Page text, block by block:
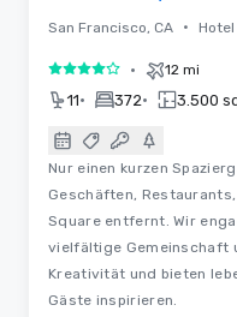
San Francisco, CA • Hotel
4 von 5 • 12 mi
11• 372• 3.500
Nur einen kurzen
Geschäften,
Square entfernt. Wir
vielfältige Gemeinschaft
Kreativität und bieten
Gäste inspirieren.